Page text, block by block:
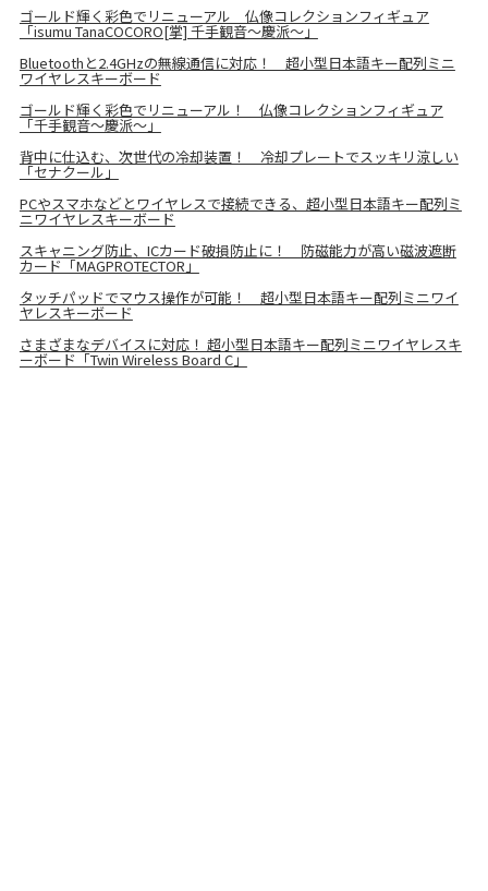
ゴールド輝く彩色でリニューアル 仏像コレクションフィギュア
「isumu TanaCOCORO[掌] 千手観音～慶派～」
Bluetoothと2.4GHzの無線通信に対応！ 超小型日本語キー配列ミニ
ワイヤレスキーボード
ゴールド輝く彩色でリニューアル！ 仏像コレクションフィギュア
「千手観音～慶派～」
背中に仕込む、次世代の冷却装置！ 冷却プレートでスッキリ涼しい
「セナクール」
PCやスマホなどとワイヤレスで接続できる、超小型日本語キー配列ミ
ニワイヤレスキーボード
スキャニング防止、ICカード破損防止に！ 防磁能力が高い磁波遮断
カード「MAGPROTECTOR」
タッチパッドでマウス操作が可能！ 超小型日本語キー配列ミニワイ
ヤレスキーボード
さまざまなデバイスに対応！ 超小型日本語キー配列ミニワイヤレスキ
ーボード「Twin Wireless Board C」